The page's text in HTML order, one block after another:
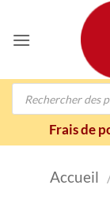
contenu
Recherche
Frais de
Accueil